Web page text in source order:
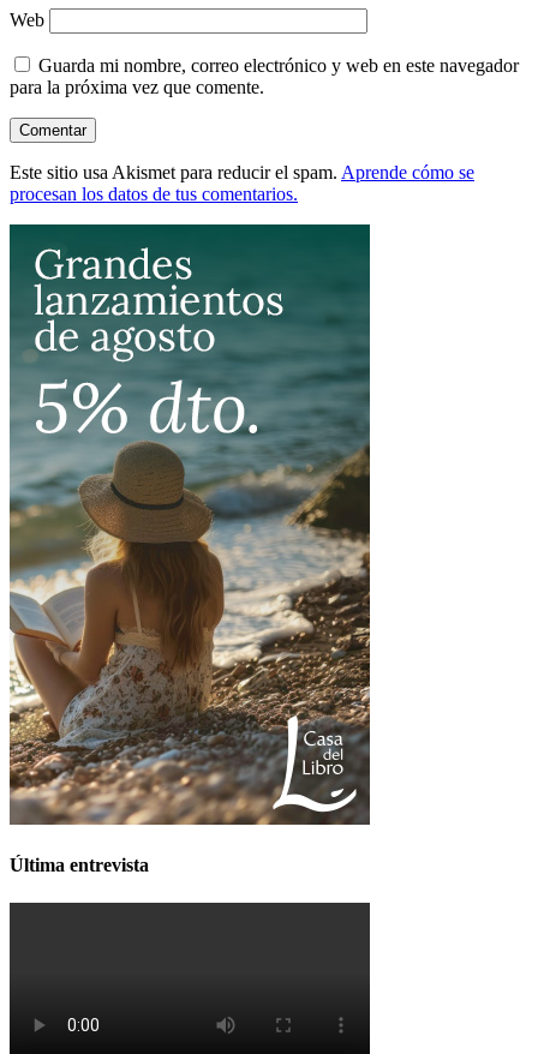
Web
Guarda mi nombre, correo electrónico y web en este navegador
para la próxima vez que comente.
Este sitio usa Akismet para reducir el spam. Aprende cómo se
procesan los datos de tus comentarios.
Última entrevista